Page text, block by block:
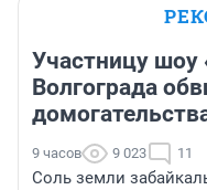
Участницу шоу
Волгограда
9 часов 9 023 11
Соль земли